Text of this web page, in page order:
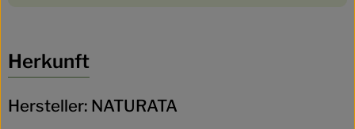
Herkunft
Hersteller: NATURATA